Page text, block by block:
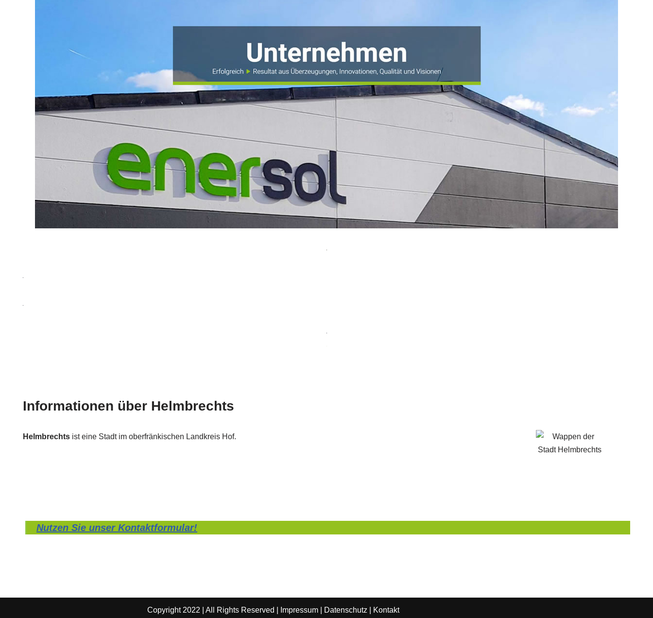
Informationen über Helmbrechts
Helmbrechts ist eine Stadt im oberfränkischen Landkreis Hof.
Nutzen Sie unser Kontaktformular!
Copyright 2022 | All Rights Reserved | Impressum Datenschutz Kontakt